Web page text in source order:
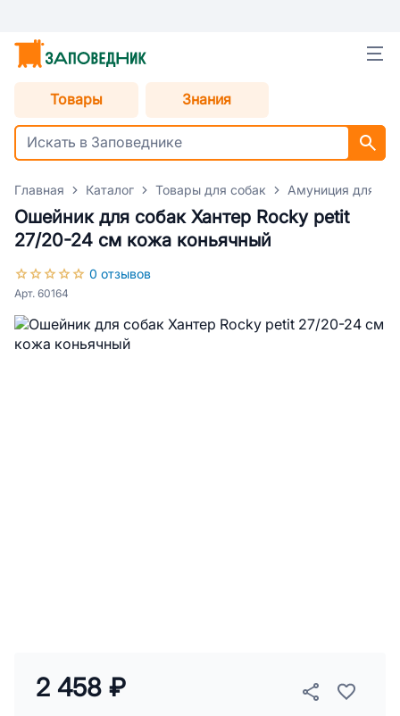
Товары Знания
Главная Каталог Товары для собак Амуниция для
Ошейник для собак Хантер Rocky petit
27/20-24 см кожа коньячный
0 отзывов
Арт. 60164
2 458 ₽